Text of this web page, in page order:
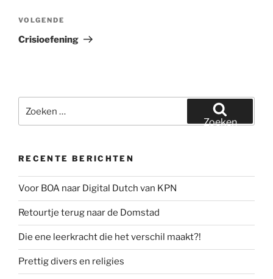
Volgend
bericht
VOLGENDE
Crisioefening
naar:
Zoeken
RECENTE BERICHTEN
Voor BOA naar Digital Dutch van KPN
Retourtje terug naar de Domstad
Die ene leerkracht die het verschil maakt?!
Prettig divers en religies